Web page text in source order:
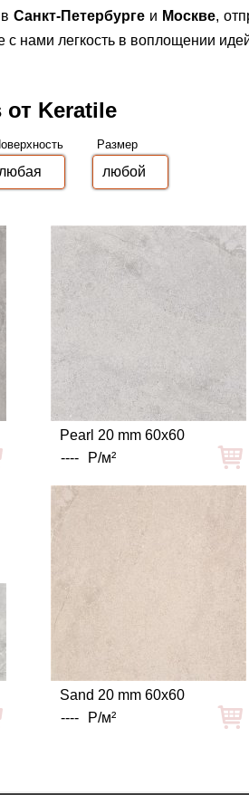
вСанкт-Петербурге и Москве,
нами легкость в воплощении
Keratile
Размер
Pearl 20 mm 60x60
----
Р/м²
Sand 20 mm 60x60
----
Р/м²